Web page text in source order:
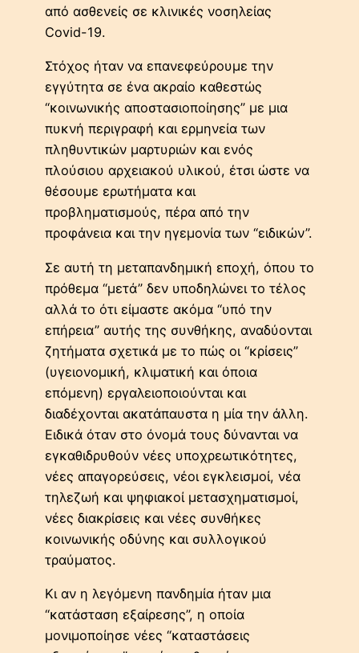
από ασθενείς σε κλινικές νοσηλείας
Covid-19.
Στόχος ήταν να επανεφεύρουμε την
εγγύτητα σε ένα ακραίο καθεστώς
“κοινωνικής αποστασιοποίησης” με μια
πυκνή περιγραφή και ερμηνεία των
πληθυντικών μαρτυριών και ενός
πλούσιου αρχειακού υλικού, έτσι ώστε να
θέσουμε ερωτήματα και
προβληματισμούς, πέρα από την
προφάνεια και την ηγεμονία των “ειδικών”.
Σε αυτή τη μεταπανδημική εποχή, όπου το
πρόθεμα “μετά” δεν υποδηλώνει το τέλος
αλλά το ότι είμαστε ακόμα “υπό την
επήρεια” αυτής της συνθήκης, αναδύονται
ζητήματα σχετικά με το πώς οι “κρίσεις”
(υγειονομική, κλιματική και όποια
επόμενη) εργαλειοποιούνται και
διαδέχονται ακατάπαυστα η μία την άλλη.
Ειδικά όταν στο όνομά τους δύνανται να
εγκαθιδρυθούν νέες υποχρεωτικότητες,
νέες απαγορεύσεις, νέοι εγκλεισμοί, νέα
τηλεζωή και ψηφιακοί μετασχηματισμοί,
νέες διακρίσεις και νέες συνθήκες
κοινωνικής οδύνης και συλλογικού
τραύματος.
Κι αν η λεγόμενη πανδημία ήταν μια
“κατάσταση εξαίρεσης”, η οποία
μονιμοποίησε νέες “καταστάσεις